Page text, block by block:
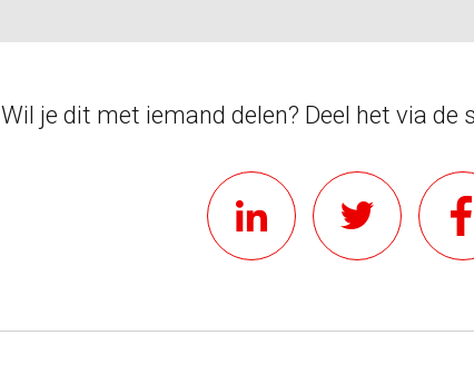
Wil je dit met iemand delen? Deel het via